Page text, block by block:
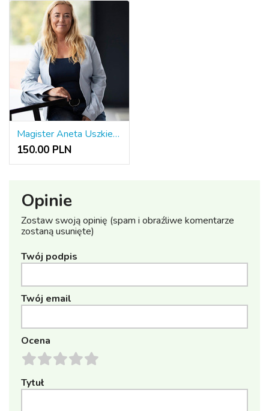
Magister Aneta Uszkiewicz
150.00 PLN
Opinie
Zostaw swoją opinię (spam i obraźliwe komentarze
zostaną usunięte)
Twój podpis
Twój email
Ocena
Tytuł